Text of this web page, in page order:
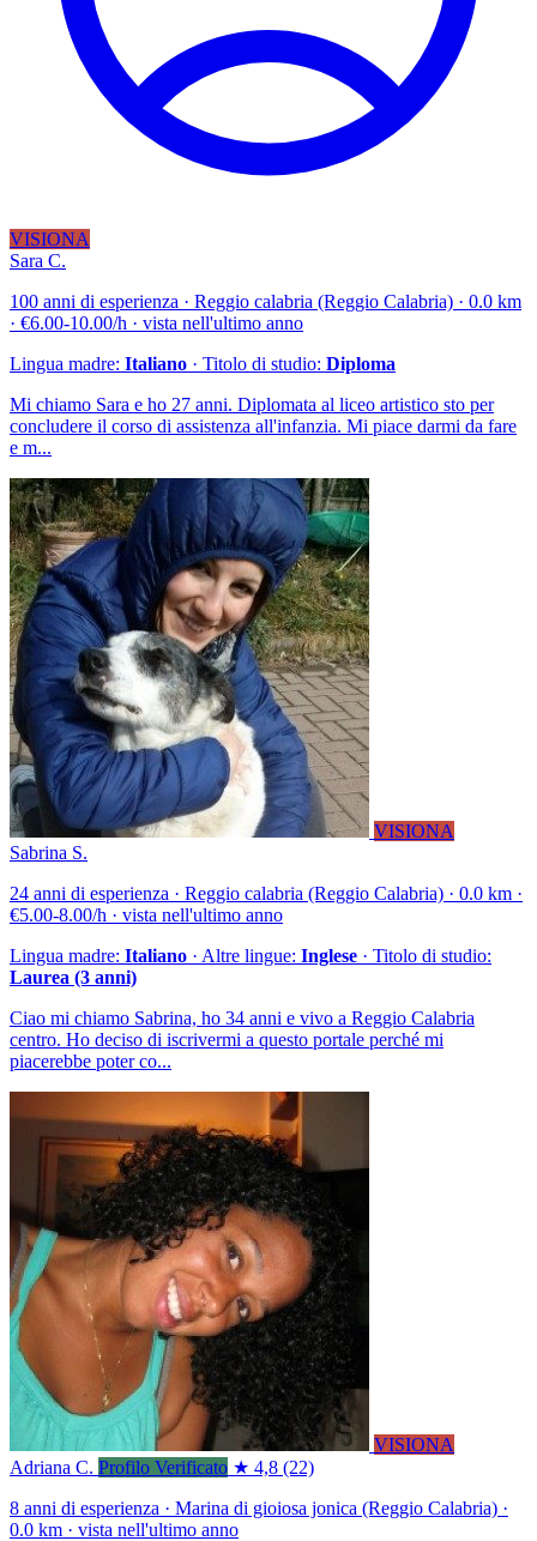
VISIONA
Sara C.
100 anni di esperienza · Reggio calabria (Reggio Calabria) · 0.0 km
· €6.00-10.00/h · vista nell'ultimo anno
Lingua madre: Italiano · Titolo di studio: Diploma
Mi chiamo Sara e ho 27 anni. Diplomata al liceo artistico sto per
concludere il corso di assistenza all'infanzia. Mi piace darmi da fare
e m...
VISIONA
Sabrina S.
24 anni di esperienza · Reggio calabria (Reggio Calabria) · 0.0 km ·
€5.00-8.00/h · vista nell'ultimo anno
Lingua madre: Italiano · Altre lingue: Inglese · Titolo di studio:
Laurea (3 anni)
Ciao mi chiamo Sabrina, ho 34 anni e vivo a Reggio Calabria
centro. Ho deciso di iscrivermi a questo portale perché mi
piacerebbe poter co...
VISIONA
Adriana C. Profilo Verificato ★ 4,8 (22)
8 anni di esperienza · Marina di gioiosa jonica (Reggio Calabria) ·
0.0 km · vista nell'ultimo anno